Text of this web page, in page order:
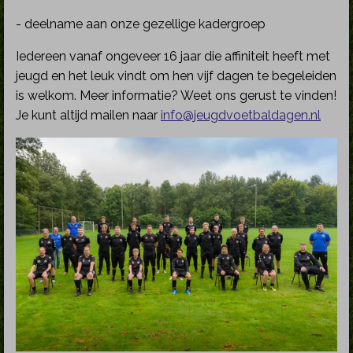
- deelname aan onze gezellige kadergroep
Iedereen vanaf ongeveer 16 jaar die affiniteit heeft met
jeugd en het leuk vindt om hen vijf dagen te begeleiden
is welkom. Meer informatie? Weet ons gerust te vinden!
Je kunt altijd mailen naar info@jeugdvoetbaldagen.nl